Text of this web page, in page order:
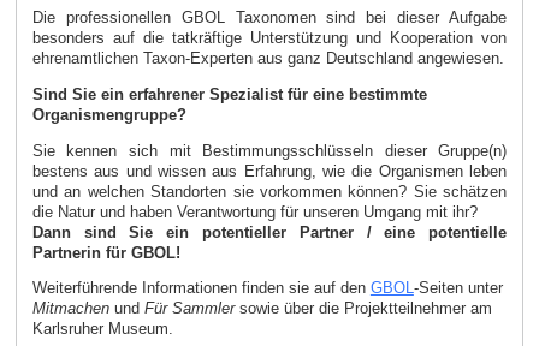
Die professionellen GBOL Taxonomen sind bei dieser Aufgabe
besonders auf die tatkräftige Unterstützung und Kooperation von
ehrenamtlichen Taxon-Experten aus ganz Deutschland angewiesen.
Sind Sie ein erfahrener Spezialist für eine bestimmte
Organismengruppe?
Sie kennen sich mit Bestimmungsschlüsseln dieser Gruppe(n)
bestens aus und wissen aus Erfahrung, wie die Organismen leben
und an welchen Standorten sie vorkommen können? Sie schätzen
die Natur und haben Verantwortung für unseren Umgang mit ihr?
Dann sind Sie ein potentieller Partner / eine potentielle
Partnerin für GBOL!
Weiterführende Informationen finden sie auf den GBOL-Seiten unter
Mitmachenund Für Sammlersowie über die Projektteilnehmer am
Karlsruher Museum.